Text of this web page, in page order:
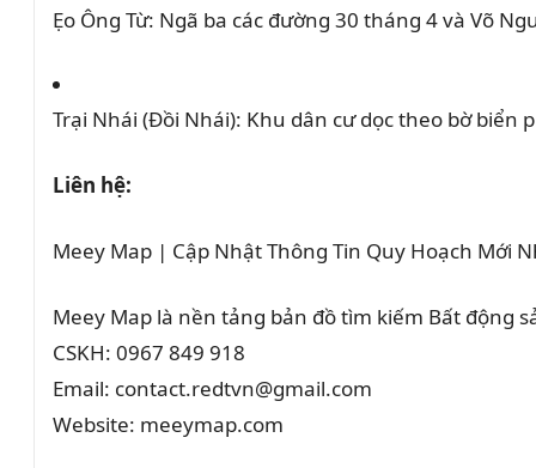
Ẹo Ông Từ: Ngã ba các đường 30 tháng 4 và Võ
Trại Nhái (Đồi Nhái): Khu dân cư dọc theo bờ biển
Liên hệ:
Meey Map | Cập Nhật Thông Tin Quy Hoạch Mới
Meey Map là nền tảng bản đồ tìm kiếm Bất động
CSKH: 0967 849 918
Email: contact.redtvn@gmail.com
Website: meeymap.com